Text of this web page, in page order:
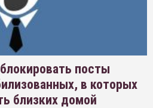
посты
в которых
близких домой